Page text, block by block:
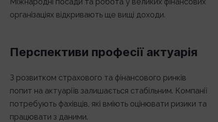
організаціях відкривають ще вищі доходи.
Перспективи професії актуарія
З розвитком страхового та фінансового ринків
попит на актуаріїв залишається стабільним. Компанії
потребують фахівців, які вміють оцінювати ризики та
працювати з даними.